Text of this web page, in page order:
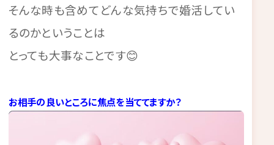
そんな時も含めてどんな気持ちで婚活してい
るのかということは
とっても大事なことです😊
お相手の良いところに焦点を当ててますか？